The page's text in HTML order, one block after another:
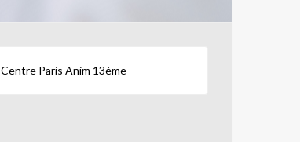
Centre Paris Anim 13ème